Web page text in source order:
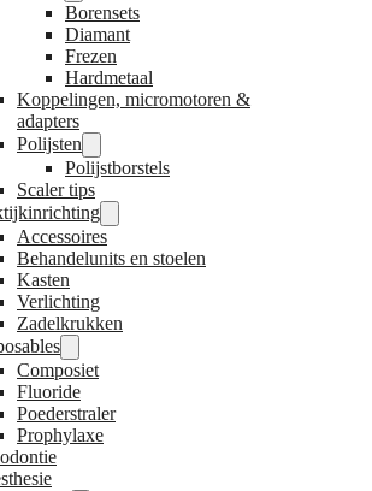
Borensets
Diamant
Frezen
Hardmetaal
Koppelingen, micromotoren &
adapters
Polijsten
Polijstborstels
Scaler tips
Accessoires
Behandelunits en stoelen
Kasten
Verlichting
Zadelkrukken
Composiet
Fluoride
Poederstraler
Prophylaxe